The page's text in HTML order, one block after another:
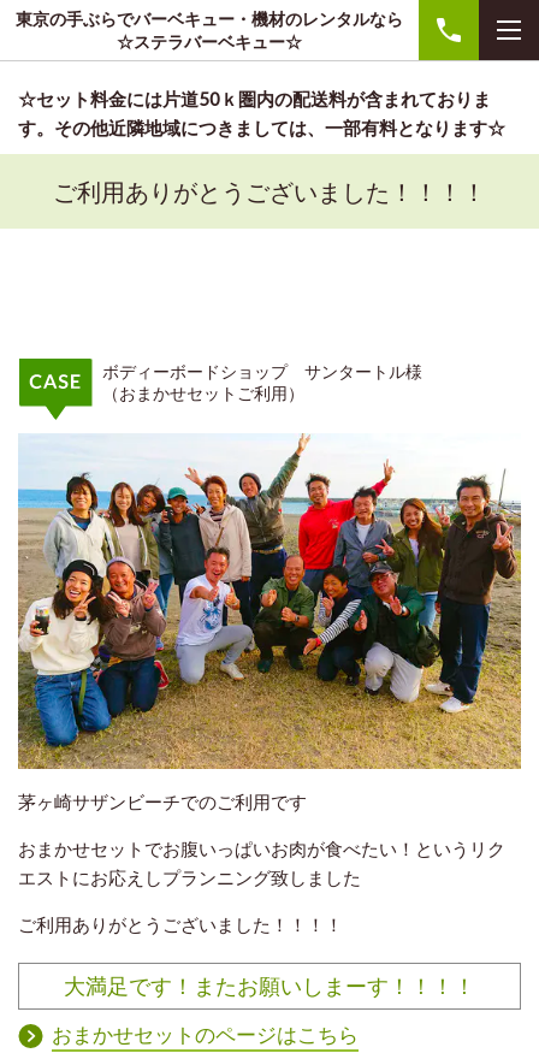
東京の手ぶらでバーベキュー・機材のレンタルなら
☆ステラバーベキュー☆
☆セット料金には片道50ｋ圏内の配送料が含まれておりま
す。その他近隣地域につきましては、一部有料となります☆
ご利用ありがとうございました！！！！
ボディーボードショップ サンタートル様
（おまかせセットご利用）
茅ヶ崎サザンビーチでのご利用です
おまかせセットでお腹いっぱいお肉が食べたい！というリク
エストにお応えしプランニング致しました
ご利用ありがとうございました！！！！
大満足です！またお願いしまーす！！！！
おまかせセットのページはこちら